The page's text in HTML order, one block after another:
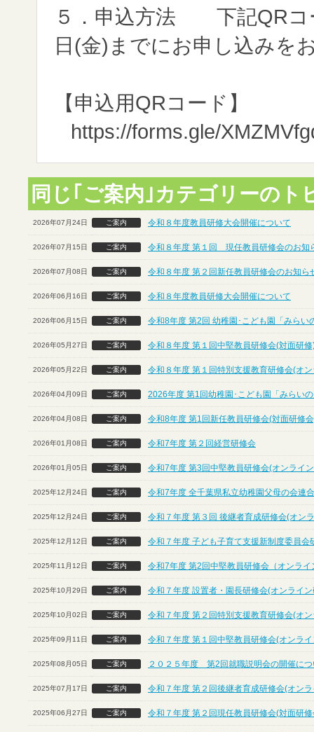
５．申込方法 下記QRコ
日(金)までにお申し込みを
【申込用QRコード】
https://forms.gle/
同じ｢ご案内｣カテゴリーのト
2026年07月24日 ご案内 令和８年度教員研修大会開催について
2026年07月15日 ご案内 令和８年度 第１回 現任教員研修会のお知
2026年07月08日 ご案内 令和８年度 第２回新任教員研修会のお知ら
2026年06月16日 ご案内 令和８年度教員研修大会開催について
2026年06月15日 ご案内 令和8年度 第2回 幼稚園･こども園「みらい
2026年05月27日 ご案内 令和８年度 第１回中堅教員研修会(対面研修
2026年05月22日 ご案内 令和８年度 第１回特別支援教育研修会(オ
2026年04月09日 ご案内 2026年度 第1回幼稚園･こども園「みらい
2026年04月08日 ご案内 令和8年度 第1回新任教員研修会(対面研修
2026年01月08日 ご案内 令和7年度 第２回経営研修会
2026年01月05日 ご案内 令和7年度 第3回中堅教員研修会(オンライ
2025年12月24日 ご案内 令和7年度 全千葉県私立幼稚園父母の会連
2025年12月24日 ご案内 令和７年度 第３回 後継者育成研修会(オン
2025年12月12日 ご案内 令和７年度 子ども子育て支援新制度委員会
2025年11月12日 ご案内 令和7年度 第2回中堅教員研修会（オンライ
2025年10月29日 ご案内 令和７年度 設置者・園長研修会(オンライ
2025年10月02日 ご案内 令和７年度 第２回特別支援教育研修会(オ
2025年09月11日 ご案内 令和７年度 第１回中堅教員研修会(オンラ
2025年08月05日 ご案内 ２０２５年度 第2回就職説明会の開催につ
2025年07月17日 ご案内 令和７年度 第２回後継者育成研修会(オン
2025年06月27日 ご案内 令和７年度 第２回現任教員研修会(対面研